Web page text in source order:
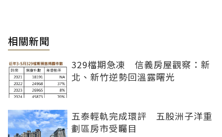
相關新聞
329檔期急凍 信義房屋觀察：新
北、新竹逆勢回溫露曙光
五泰輕軌完成環評 五股洲子洋重
劃區房市受矚目